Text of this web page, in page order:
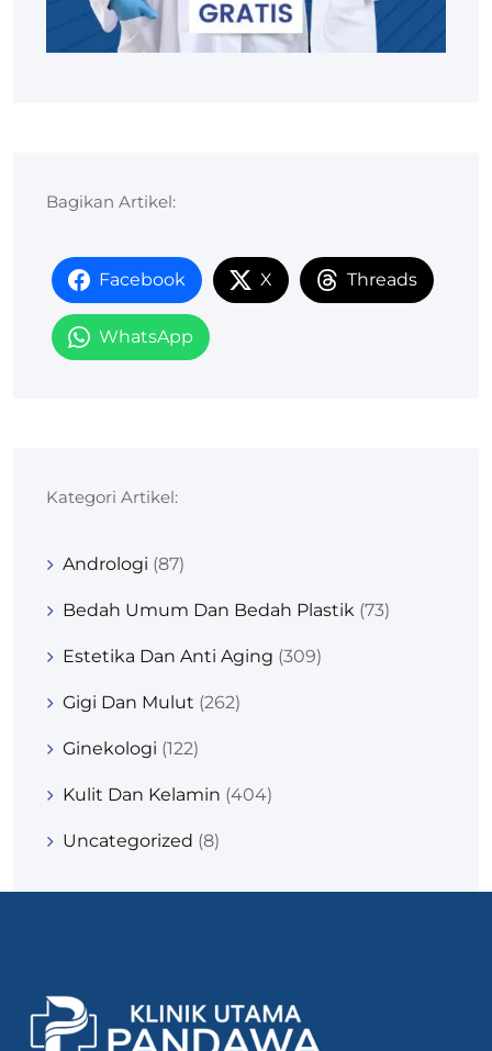
Bagikan Artikel:
Facebook X Threads
WhatsApp
Kategori Artikel:
Andrologi (87)
Bedah Umum Dan Bedah Plastik (73)
Estetika Dan Anti Aging (309)
Gigi Dan Mulut (262)
Ginekologi (122)
Kulit Dan Kelamin (404)
Uncategorized (8)